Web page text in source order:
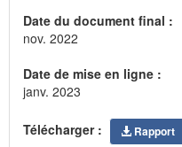
Date du document final :
nov. 2022
Date de mise en ligne :
janv. 2023
Télécharger : Rapport